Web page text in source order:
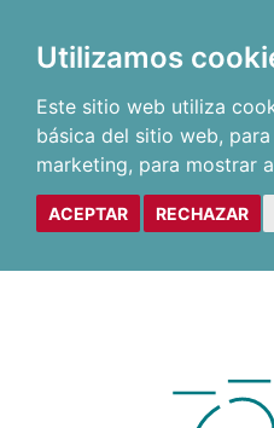
Utilizamos
Este sitio web utiliza
básica del sitio web,
marketing, para mostrar
ACEPTAR RECHAZAR